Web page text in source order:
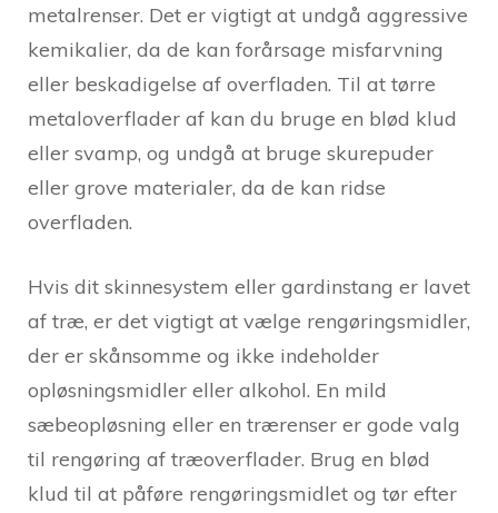
metalrenser. Det er vigtigt at undgå aggressive
kemikalier, da de kan forårsage misfarvning
eller beskadigelse af overfladen. Til at tørre
metaloverflader af kan du bruge en blød klud
eller svamp, og undgå at bruge skurepuder
eller grove materialer, da de kan ridse
overfladen.
Hvis dit skinnesystem eller gardinstang er lavet
af træ, er det vigtigt at vælge rengøringsmidler,
der er skånsomme og ikke indeholder
opløsningsmidler eller alkohol. En mild
sæbeopløsning eller en trærenser er gode valg
til rengøring af træoverflader. Brug en blød
klud til at påføre rengøringsmidlet og tør efter